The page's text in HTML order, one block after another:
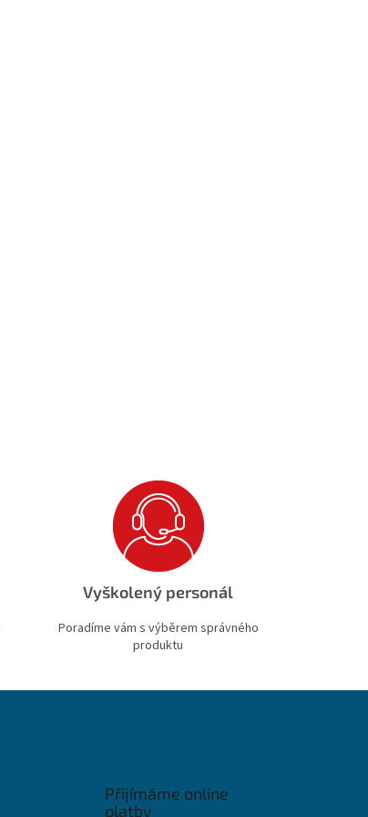
Vyškolený personál
Poradíme vám s výběrem správného
produktu
Přijímáme online
platby